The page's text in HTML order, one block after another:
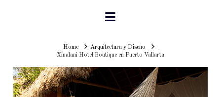
Navigation
HomeHomeArquitectura y Diseño
Xinalani Hotel Boutique en Puerto Vallarta